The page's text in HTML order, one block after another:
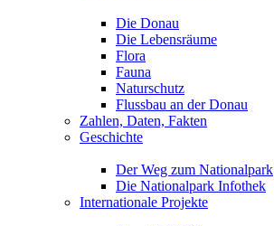
Die Donau
Die Lebensräume
Flora
Fauna
Naturschutz
Flussbau an der Donau
Zahlen, Daten, Fakten
Geschichte
Der Weg zum Nationalpark
Die Nationalpark Infothek
Internationale Projekte